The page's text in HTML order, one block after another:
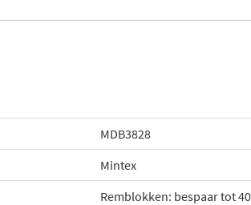
MDB3828
Mintex
Remblokken: bespaar tot